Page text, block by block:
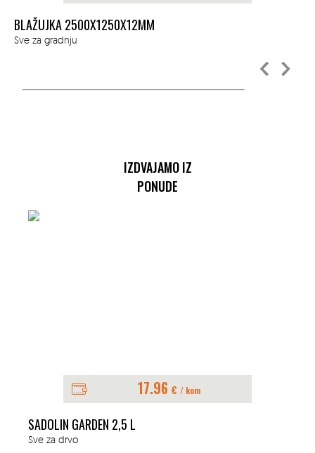
BLAŽUJKA 2500X1250X12MM
Sve za gradnju
IZDVAJAMO IZ
PONUDE
17.96 € / kom
SADOLIN GARDEN 2,5 L
Sve za drvo